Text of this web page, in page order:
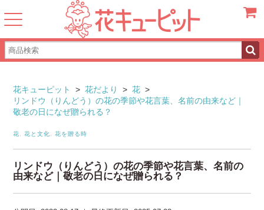
花キューピット > 花だより > 花 >
リンドウ（りんどう）の花の季節や花言葉、名前の由来など｜
敬老の日になぜ贈られる？
花 ,花と文化 ,花を贈る時
リンドウ（りんどう）の花の季節や花言葉、名前の
由来など｜敬老の日になぜ贈られる？